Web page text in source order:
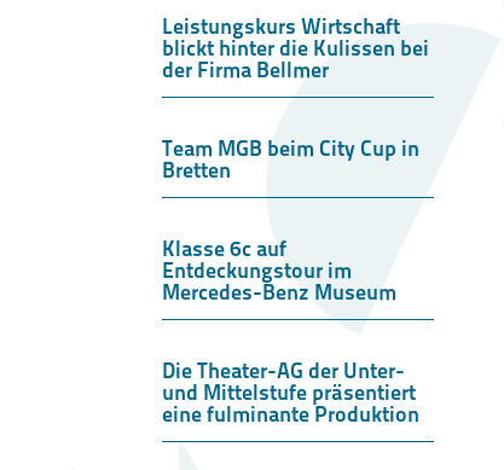
Leistungskurs Wirtschaft
blickt hinter die Kulissen bei
der Firma Bellmer
Team MGB beim City Cup in
Bretten
Klasse 6c auf
Entdeckungstour im
Mercedes-Benz Museum
Die Theater-AG der Unter-
und Mittelstufe präsentiert
eine fulminante Produktion